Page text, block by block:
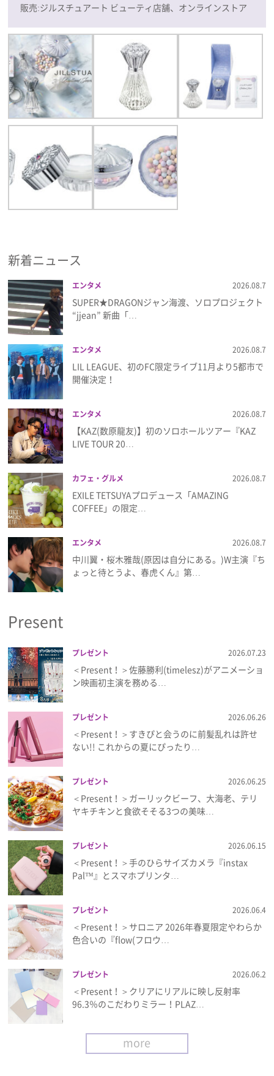
販売:ジルスチュアート ビューティ店舗、オンラインストア
新着ニュース
エンタメ 2026.08.7
SUPER★DRAGONジャン海渡、ソロプロジェクト
“jjean” 新曲「…
エンタメ 2026.08.7
LIL LEAGUE、初のFC限定ライブ11月より5都市で
開催決定！
エンタメ 2026.08.7
【KAZ(数原龍友)】初のソロホールツアー『KAZ
LIVE TOUR 20…
カフェ・グルメ 2026.08.7
EXILE TETSUYAプロデュース「AMAZING
COFFEE」の限定…
エンタメ 2026.08.7
中川翼・桜木雅哉(原因は自分にある。)W主演『ち
ょっと待とうよ、春虎くん』第…
Present
プレゼント 2026.07.23
＜Present！＞佐藤勝利(timelesz)がアニメーショ
ン映画初主演を務める…
プレゼント 2026.06.26
＜Present！＞すきぴと会うのに前髪乱れは許せ
ない!! これからの夏にぴったり…
プレゼント 2026.06.25
＜Present！＞ガーリックビーフ、大海老、テリ
ヤキチキンと食欲そそる3つの美味…
プレゼント 2026.06.15
＜Present！＞手のひらサイズカメラ『instax
Pal™』とスマホプリンタ…
プレゼント 2026.06.4
＜Present！＞サロニア 2026年春夏限定やわらか
色合いの『flow(フロウ…
プレゼント 2026.06.2
＜Present！＞クリアにリアルに映し反射率
96.3％のこだわりミラー！PLAZ…
more